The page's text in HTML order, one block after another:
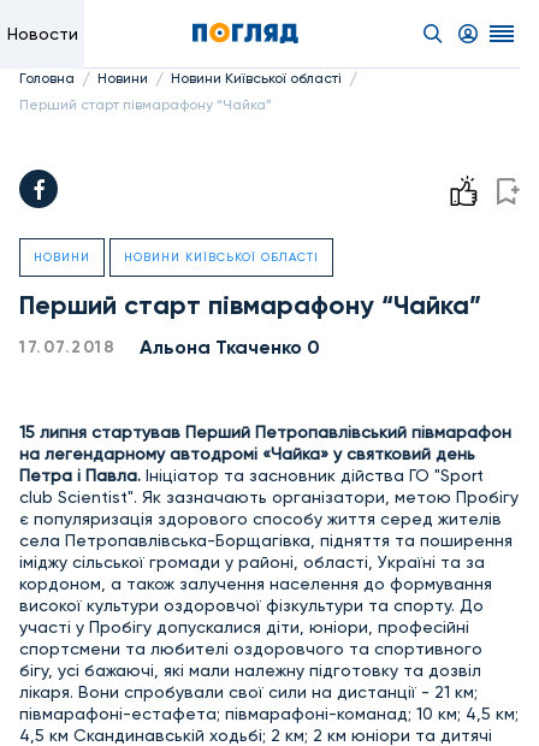
Новости
Головна / Новини / Новини Київської області /
Перший старт півмарафону “Чайка”
НОВИНИ НОВИНИ КИЇВСЬКОЇ ОБЛАСТІ
Перший старт півмарафону “Чайка”
17.07.2018 Альона Ткаченко 0
15 липня стартував Перший Петропавлівський півмарафон
на легендарному автодромі «Чайка» у святковий день
Петра і Павла. Ініціатор та засновник дійства ГО "Sport
club Scientist". Як зазначають організатори, метою Пробігу
є популяризація здорового способу життя серед жителів
села Петропавлівська-Борщагівка, підняття та поширення
іміджу сільської громади у районі, області, Україні та за
кордоном, а також залучення населення до формування
високої культури оздоровчої фізкультури та спорту. До
участі у Пробігу допускалися діти, юніори, професійні
спортсмени та любителі оздоровчого та спортивного
бігу, усі бажаючі, які мали належну підготовку та дозвіл
лікаря. Вони спробували свої сили на дистанції - 21 км;
півмарафоні-естафета; півмарафоні-команад; 10 км; 4,5 км;
4,5 км Скандинавській ходьбі; 2 км; 2 км юніори та дитячі